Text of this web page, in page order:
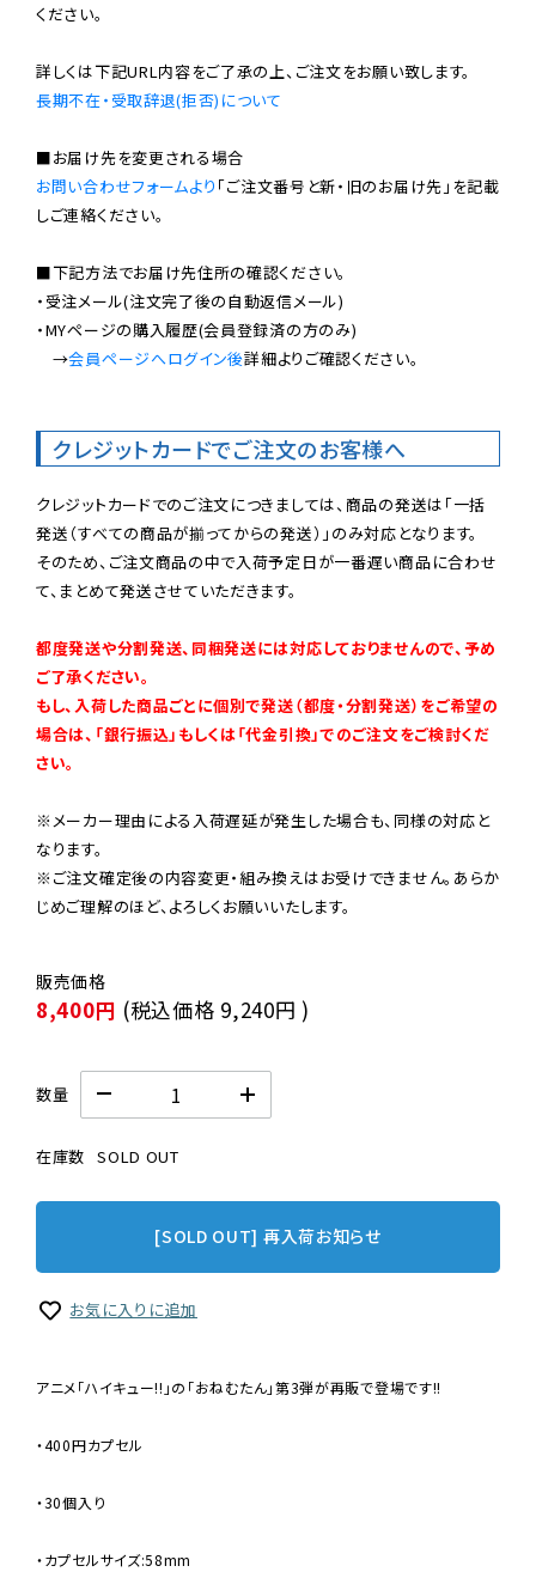
ください。
長期不在・受取辞退(拒否)について
お問い合わせフォームより 「ご注文番号と新・旧のお届け先」を記載
しご連絡ください。
■下記方法でお届け先住所の確認ください。
・受注メール(注文完了後の自動返信メール)
・MYページの購入履歴(会員登録済の方のみ)
→会員ページへログイン後詳細よりご確認ください。
クレジットカードでご注文のお客様へ
クレジットカードでのご注文につきましては、商品の発送は「一括
発送（すべての商品が揃ってからの発送）」のみ対応となります。
そのため、ご注文商品の中で入荷予定日が一番遅い商品に合わせ
て、まとめて発送させていただきます。
都度発送や分割発送、同梱発送には対応しておりませんので、予め
ご了承ください。
もし、入荷した商品ごとに個別で発送（都度・分割発送）をご希望の
場合は、「銀行振込」もしくは「代金引換」でのご注文をご検討くだ
さい。
※メーカー理由による入荷遅延が発生した場合も、同様の対応と
なります。
※ご注文確定後の内容変更・組み換えはお受けできません。あらか
じめご理解のほど、よろしくお願いいたします。
8,400円 (税込価格 9,240円 )
数量
在庫数 SOLD OUT
[SOLD OUT] 再入荷お知らせ
お気に入りに追加
アニメ「ハイキュー!!」の「おねむたん」第3弾が再販で登場です!!
・400円カプセル
・30個入り
・カプセルサイズ:58mm